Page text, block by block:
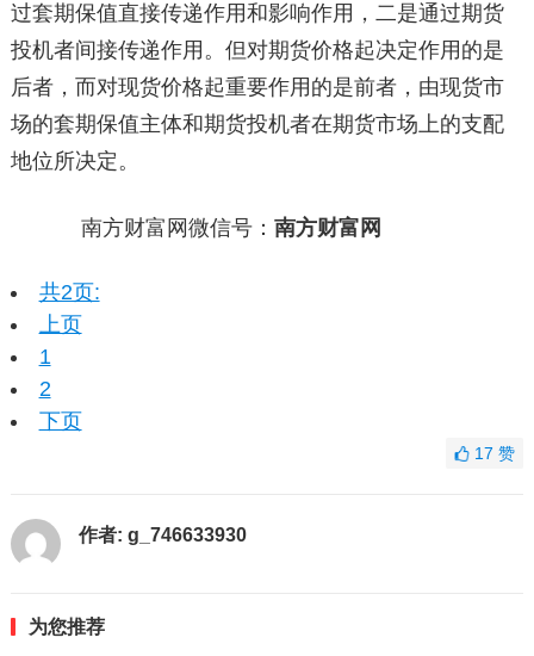
过套期保值直接传递作用和影响作用，二是通过期货
投机者间接传递作用。但对期货价格起决定作用的是
后者，而对现货价格起重要作用的是前者，由现货市
场的套期保值主体和期货投机者在期货市场上的支配
地位所决定。
南方财富网微信号： 南方财富网
共2页:
上页
1
2
下页
17赞
作者: g_746633930
为您推荐